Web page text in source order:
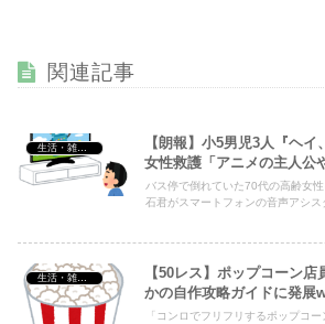
Powered by livedoor 相互RSS
関連記事
【朗報】小5男児3人『ヘ
女性救護「アニメの主人公
バス停で倒れていた70代の高齢女
石君がスマートフォンの音声アシス
【50レス】ポップコーン
かの自作攻略ガイドに発展
「コンロでフリフリするポップコ